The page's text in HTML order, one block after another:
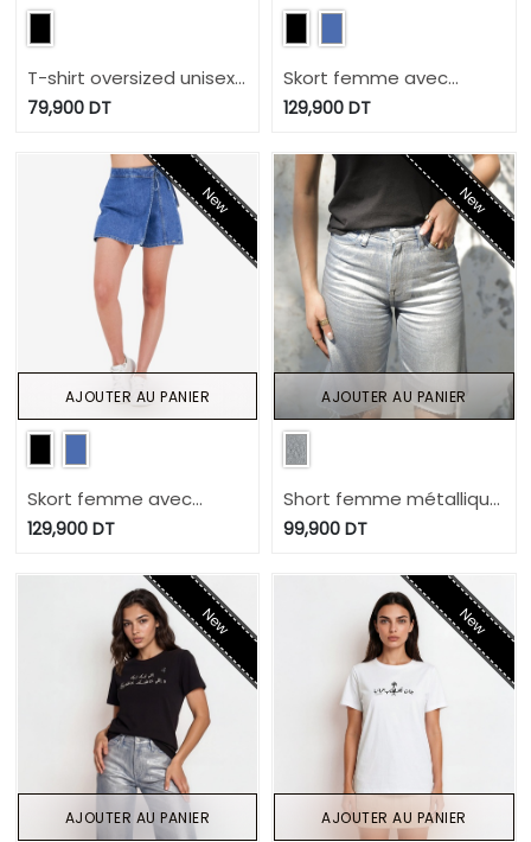
T-shirt oversized unisexe
manches courtes PROUD
79,900DT
Skort femme avec
noued en jeans -
129,900 DT
New
Skort femme avec
noued en jeans -
129,900DT
AJOUTER AU PANIER
New
Short femme métallique
- NERMINE
99,900 DT
AJOUTER AU PANIER
New
AJOUTER AU PANIER
New
AJOUTER AU PANIER